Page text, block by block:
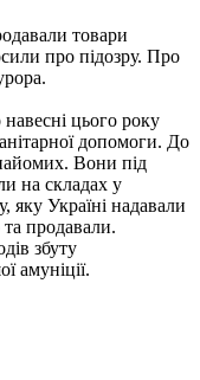
товари
про підозру. Про
цього року
допомоги. До
Вони під
на складах у
яку Україні надавали
продавали.
збуту
амуніції.